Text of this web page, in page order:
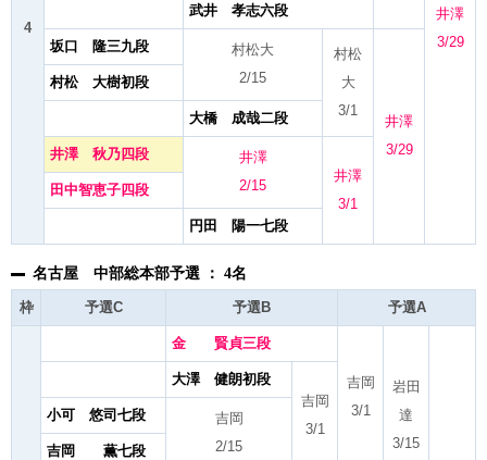
4
井澤
3/29
武井 孝志六段
坂口 隆三九段
村松大
2/15
村松
大
3/1
井澤
3/29
村松 大樹初段
大橋 成哉二段
井澤 秋乃四段
井澤
2/15
井澤
3/1
田中智恵子四段
円田 陽一七段
名古屋 中部総本部予選 ： 4名
枠 予選C 予選B 予選A
金 賢貞三段
吉岡
3/1
岩田
達
3/15
大澤 健朗初段
吉岡
3/1
小可 悠司七段
吉岡
2/15
吉岡 薫七段